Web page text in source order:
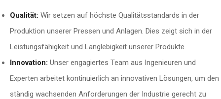
Qualität: Wir setzen auf höchste Qualitätsstandards in der
Produktion unserer Pressen und Anlagen. Dies zeigt sich in der
Leistungsfähigkeit und Langlebigkeit unserer Produkte.
Innovation: Unser engagiertes Team aus Ingenieuren und
Experten arbeitet kontinuierlich an innovativen Lösungen, um den
ständig wachsenden Anforderungen der Industrie gerecht zu